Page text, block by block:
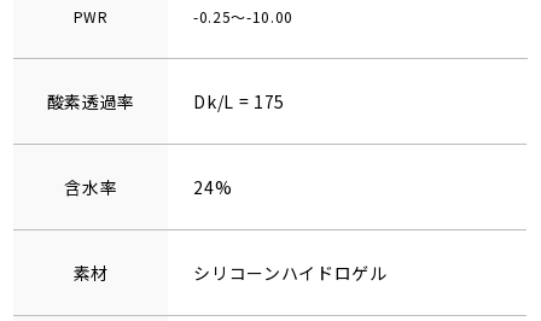
PWR -0.25～-10.00
酸素透過率 Dk/L = 175
含水率 24%
素材 シリコーンハイドロゲル